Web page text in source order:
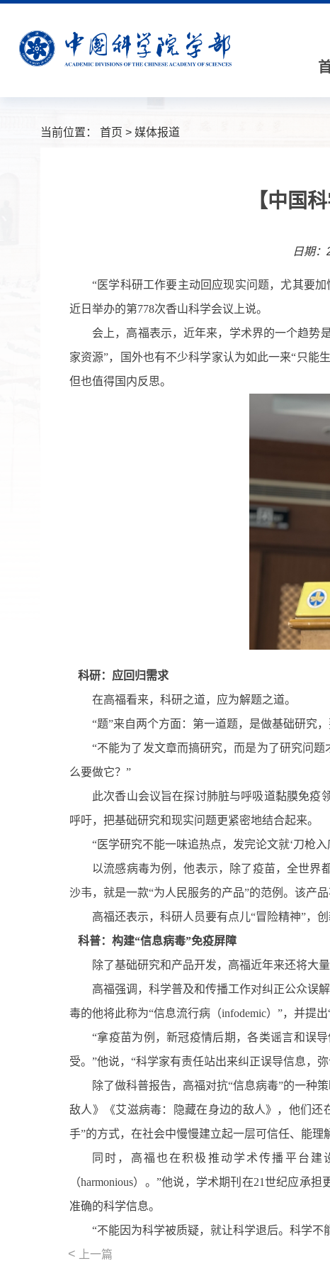
当前位置： 首页 > 媒体报道
【中国
日期
“医学科研工作要主动回应现实问题，尤其要
近日举办的第778次香山科学会议上说。
会上，高福表示，近年来，学术界的一个趋势
家资源”，国外也有不少科学家认为如此一来“只能
但也值得国内反思。
科研：应回归需求
在高福看来，科研之道，应为解题之道。
“题”来自两个方面：第一道题，是做基础研究
“不能为了发文章而搞研究，而是为了研究问
么要做它？”
此次香山会议旨在探讨肺脏与呼吸道黏膜免疫
呼吁，把基础研究和现实问题更紧密地结合起来。
“医学研究不能一味追热点，发完论文就‘刀枪
以流感病毒为例，他表示，除了疫苗，全世
沙韦，就是一款“为人民服务的产品”的范例。该产
高福还表示，科研人员要有点儿“冒险精神”，
科普：构建“信息病毒”免疫屏障
除了基础研究和产品开发，高福近年来还将大
高福强调，科学普及和传播工作对纠正公众误
毒的他将此称为“信息流行病（infodemic）”，并提
“拿疫苗为例，新冠疫情后期，各类谣言和误
受。”他说，“科学家有责任站出来纠正误导信息，
除了做科普报告，高福对抗“信息病毒”的一种
敌人》《艾滋病毒：隐藏在身边的敌人》，他们
手”的方式，在社会中慢慢建立起一层可信任、能理
同时，高福也在积极推动学术传播平台建
（harmonious）。”他说，学术期刊在21世纪应承
准确的科学信息。
“不能因为科学被质疑，就让科学退后。科学不
< 上一篇